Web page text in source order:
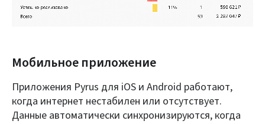
Мобильное приложение
Приложения Pyrus для iOS и Android работают,
когда интернет нестабилен или отсутствует.
Данные автоматически синхронизируются, когда